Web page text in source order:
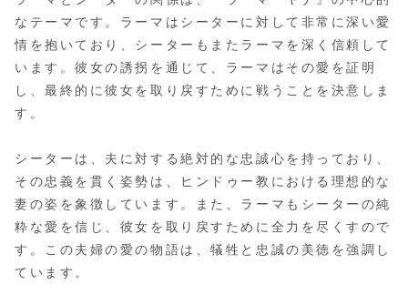
なテーマです。ラーマはシーターに対して非常に深い愛
情を抱いており、シーターもまたラーマを深く信頼して
います。彼女の誘拐を通じて、ラーマはその愛を証明
し、最終的に彼女を取り戻すために戦うことを決意しま
す。
シーターは、夫に対する絶対的な忠誠心を持っており、
その忠義を貫く姿勢は、ヒンドゥー教における理想的な
妻の姿を象徴しています。また、ラーマもシーターの純
粋な愛を信じ、彼女を取り戻すために全力を尽くすので
す。この夫婦の愛の物語は、犠牲と忠誠の美徳を強調し
ています。